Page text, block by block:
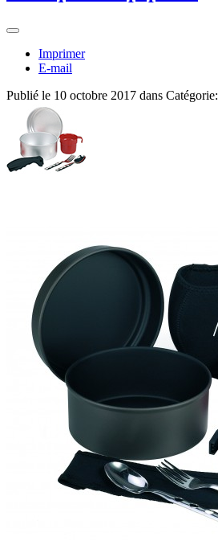
Imprimer
E-mail
Publié le 10 octobre 2017 dans Catégorie: